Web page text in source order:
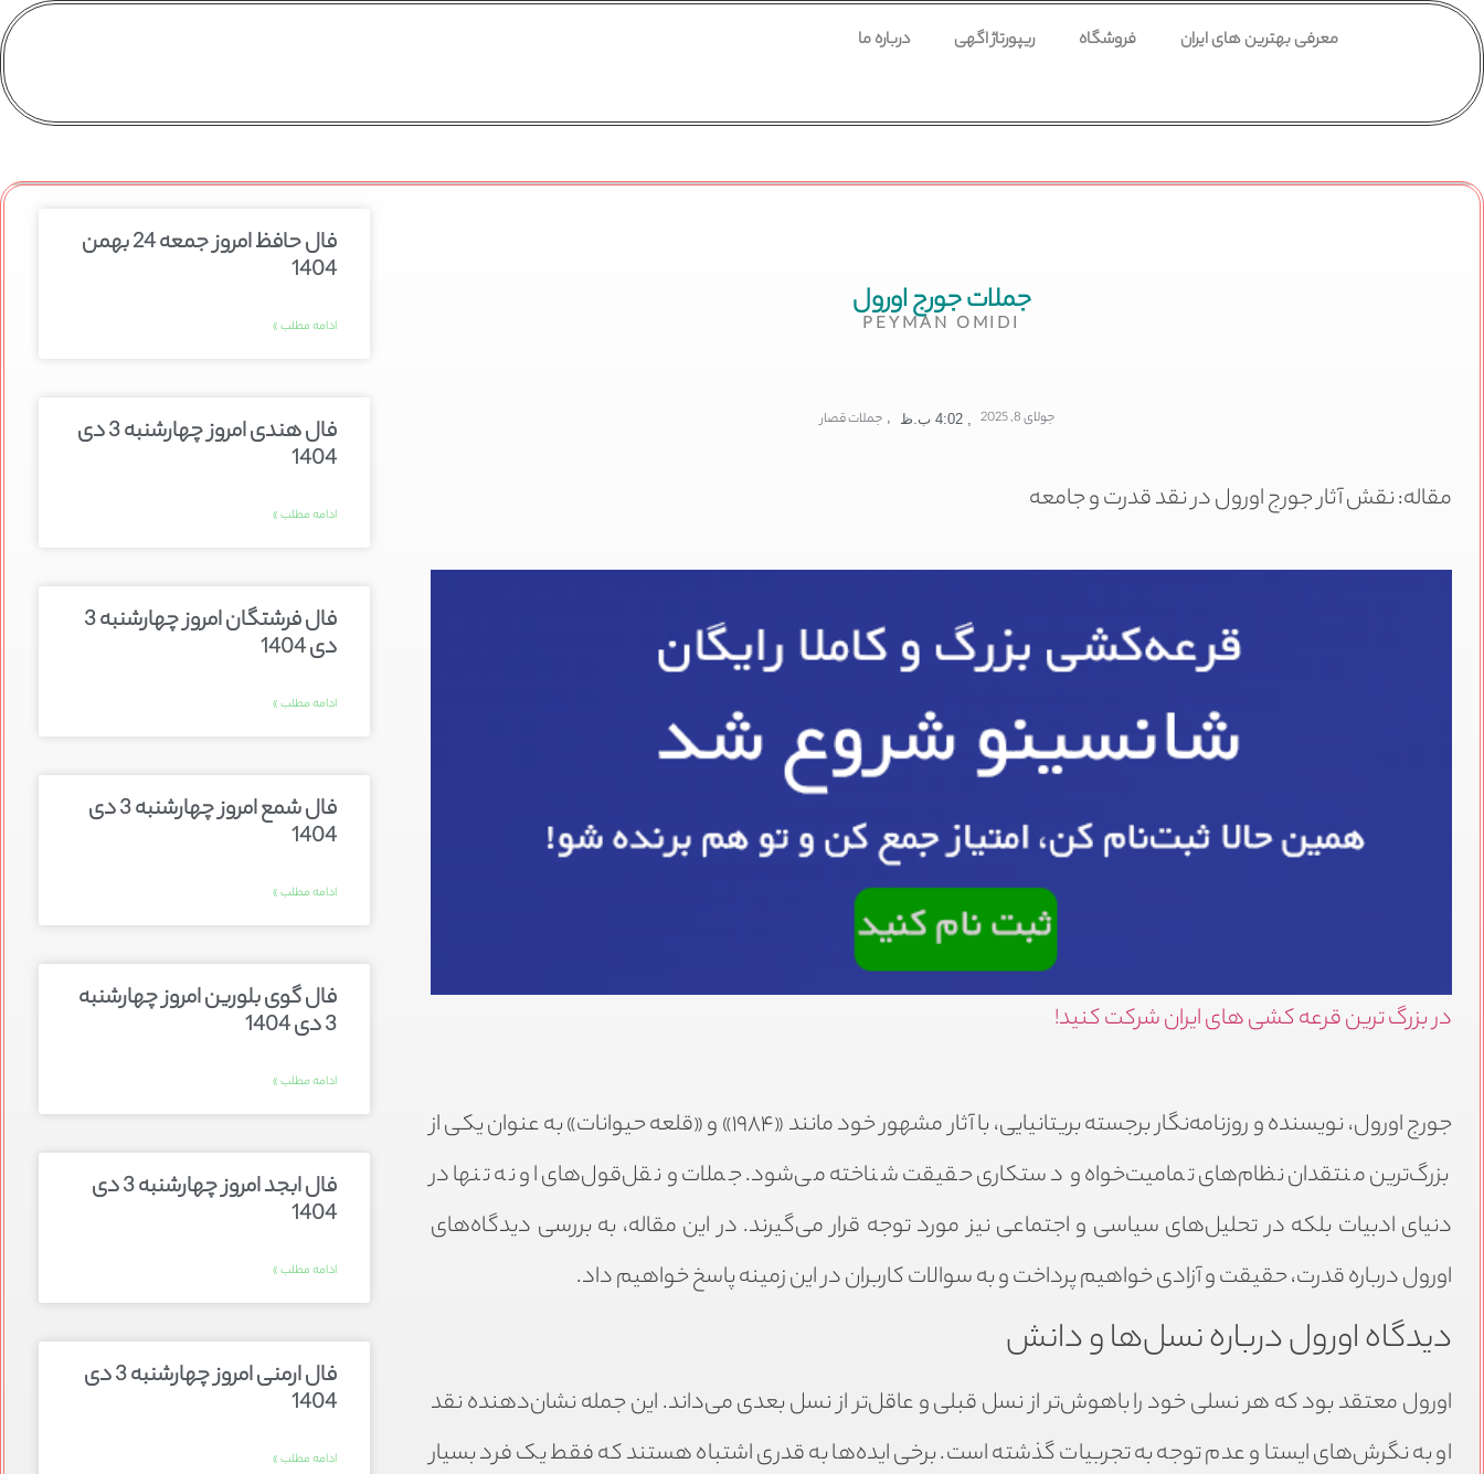
معرفی بهترین های ایران فروشگاه ریپورتاژ اگهی درباره ما
جملات جورج اورول
PEYMAN OMIDI
جولای 8, 2025 4:02 ب.ظ , جملات قصار
مقاله: نقش آثار جورج اورول در نقد قدرت و جامعه
در بزرگ ترین قرعه کشی های ایران شرکت کنید!
جورج اورول، نویسنده و روزنامه‌نگار برجسته بریتانیایی، با آثار مشهور خود مانند «۱۹۸۴» و «قلعه حیوانات» به عنوان یکی از
بزرگ‌ترین منتقدان نظام‌های تمامیت‌خواه و دستکاری حقیقت شناخته می‌شود. جملات و نقل‌قول‌های او نه تنها در
دنیای ادبیات بلکه در تحلیل‌های سیاسی و اجتماعی نیز مورد توجه قرار می‌گیرند. در این مقاله، به بررسی دیدگاه‌های
اورول درباره قدرت، حقیقت و آزادی خواهیم پرداخت و به سوالات کاربران در این زمینه پاسخ خواهیم داد.
دیدگاه اورول درباره نسل‌ها و دانش
اورول معتقد بود که هر نسلی خود را باهوش‌تر از نسل قبلی و عاقل‌تر از نسل بعدی می‌داند. این جمله نشان‌دهنده نقد
او به نگرش‌های ایستا و عدم توجه به تجربیات گذشته است. برخی ایده‌ها به قدری اشتباه هستند که فقط یک فرد بسیار
فال حافظ امروز جمعه 24 بهمن
1404
ادامه مطلب »
فال هندی امروز چهارشنبه 3 دی
1404
ادامه مطلب »
فال فرشتگان امروز چهارشنبه 3
دی 1404
ادامه مطلب »
فال شمع امروز چهارشنبه 3 دی
1404
ادامه مطلب »
فال گوی بلورین امروز چهارشنبه
3 دی 1404
ادامه مطلب »
فال ابجد امروز چهارشنبه 3 دی
1404
ادامه مطلب »
فال ارمنی امروز چهارشنبه 3 دی
1404
ادامه مطلب »